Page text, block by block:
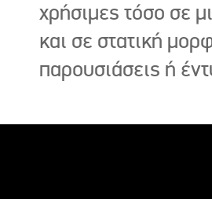
χρήσιμες τόσο σε
και σε στατική
παρουσιάσεις ή